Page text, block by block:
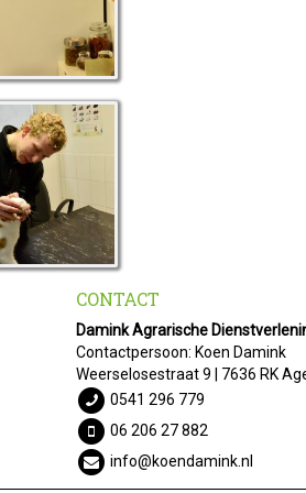
CONTACT
Damink Agrarische
Contactpersoon: Koen Damink
Weerselosestraat 9 | 7636 RK
0541 296 779
06 206 27 882
info@koendamink.nl